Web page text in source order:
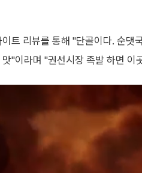
트 리뷰를 통해 "단골이다. 순댓
"이라며 "권선시장 족발 하면 이